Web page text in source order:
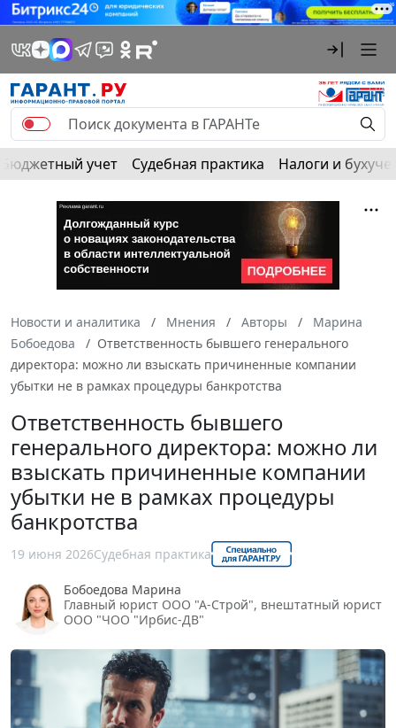
Бюджетный учет Судебная практика Налоги и
Новости и аналитика Мнения Авторы
Марина
Бобоедова
Ответственность бывшего генерального
директора: можно ли взыскать причиненные компании
убытки не в рамках процедуры банкротства
Ответственность бывшего
генерального директора: можно ли
взыскать причиненные компании
убытки не в рамках процедуры
банкротства
19 июня 2026Судебная практика
Бобоедова Марина
Главный юрист ООО "А-Строй", внештатный юрист
ООО "ЧОО "Ирбис-ДВ"